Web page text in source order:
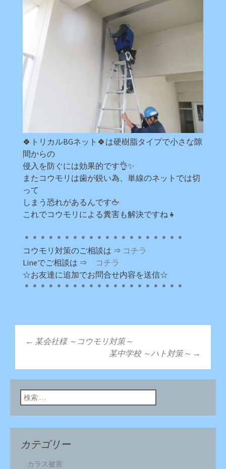
🍀トリカルBGネット🍀は硬樹脂タイプで小さな隙
間からの
侵入を防ぐには効果的です👌✨
またコウモリは歯が鋭い為、単線のネットでは切
って
しまう恐れがあるんです🖕
これでコウモリによる糞害も解決ですね👧
＊＊＊＊＊＊＊＊＊＊＊＊＊＊＊＊＊＊＊＊
コウモリ対策のご相談は ⇒ コチラ
Lineでご相談は ⇒ コチラ
☆お友達に追加でお問合せ内容を送信☆
＊＊＊＊＊＊＊＊＊＊＊＊＊＊＊＊＊＊＊＊
投稿ナビゲーショ
ン
← 某会社様 ～コウモリ対策～
某中学校 ～ハト対策～ →
検索:
カテゴリー
カラス被害